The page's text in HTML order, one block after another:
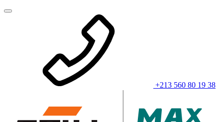
+213 560 80 19 38